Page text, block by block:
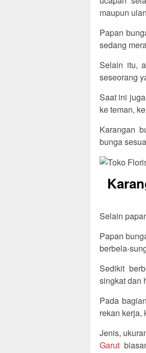
maupun
Papan
sedang
Selain itu,
seseorang
Saat ini
ke teman,
Karangan
bunga
Selain
Papan
berbela-
Sedikit
singkat dan
Pada
rekan kerja,
Jenis,
Garut